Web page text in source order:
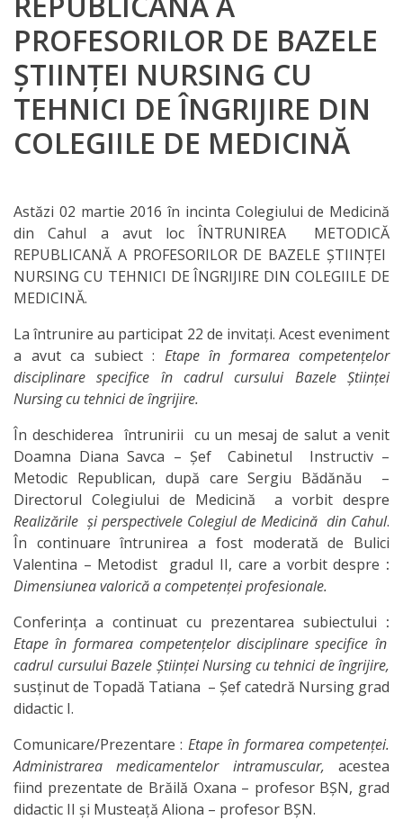
IPCMC
Posturi
vacante
Transparență
rapoarte
de
activitate
Acte
normative
Secții
Secția
didactică
Nr.1
Secția
didactică
Nr.2
Secția
didactică
PRI
PROFESORILOR DE BAZELE
ȘTIINȚEI NURSING CU
TEHNICI DE ÎNGRIJIRE DIN
COLEGIILE DE MEDICINĂ
Astăzi 02 martie 2016 în incinta Colegiului de Medicină
din Cahul a avut loc ÎNTRUNIREA METODICĂ
REPUBLICANĂ A PROFESORILOR DE BAZELE ȘTIINȚEI
NURSING CU TEHNICI DE ÎNGRIJIRE DIN COLEGIILE DE
MEDICINĂ.
La întrunire au participat 22 de invitaţi. Acest eveniment
a avut ca subiect : Etape în formarea competențelor
disciplinare specifice în cadrul cursului Bazele Științei
Nursing cu tehnici de îngrijire.
În deschiderea întrunirii cu un mesaj de salut a venit
Doamna Diana Savca – Șef Сabinetul Instructiv –
Metodic Republican, după care Sergiu Bădănău –
Directorul Colegiului de Medicină a vorbit despre
Realizările şi perspectivele Colegiul de Medicină din Cahul.
În continuare întrunirea a fost moderată de Bulici
Valentina – Metodist gradul II, care a vorbit despre :
Dimensiunea valorică a competenței profesionale.
Conferinţa a continuat cu prezentarea subiectului :
Etape în formarea competențelor disciplinare specifice în
cadrul cursului Bazele Științei Nursing cu tehnici de îngrijire,
susţinut de Topadă Tatiana – Șef catedră Nursing grad
didactic I.
Comunicare/Prezentare : Etape în formarea competenței.
Administrarea medicamentelor intramuscular, acestea
fiind prezentate de Brăilă Oxana – profesor BȘN, grad
didactic II şi Musteață Aliona – profesor BȘN.